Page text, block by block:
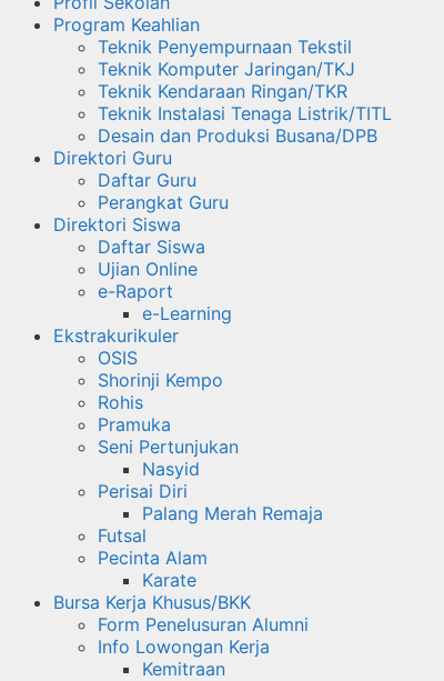
Program Keahlian
Teknik Penyempurnaan Tekstil
Teknik Komputer Jaringan/TKJ
Teknik Kendaraan Ringan/TKR
Teknik Instalasi Tenaga Listrik/TITL
Desain dan Produksi Busana/DPB
Direktori Guru
Daftar Guru
Perangkat Guru
Direktori Siswa
Daftar Siswa
Ujian Online
e-Raport
e-Learning
Ekstrakurikuler
OSIS
Shorinji Kempo
Rohis
Pramuka
Seni Pertunjukan
Nasyid
Perisai Diri
Palang Merah Remaja
Futsal
Pecinta Alam
Karate
Bursa Kerja Khusus/BKK
Form Penelusuran Alumni
Info Lowongan Kerja
Kemitraan